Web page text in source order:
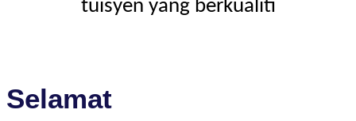
tuisyen yang berkualiti
Selamat